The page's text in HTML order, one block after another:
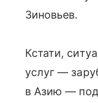
Зиновьев.
Кстати,
услуг —
в Азию —